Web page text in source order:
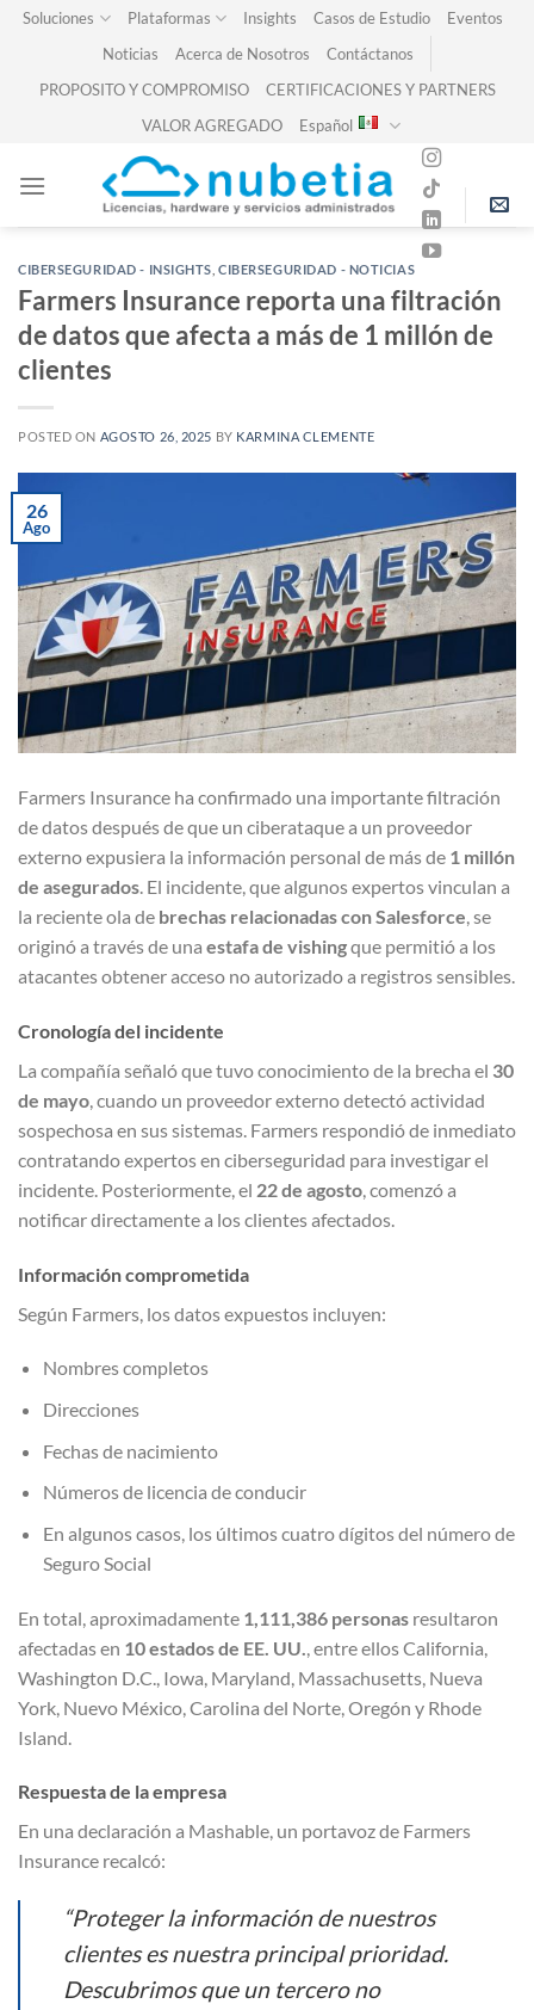
SkipSoluciones Plataformas Insights Casos de Estudio
Eventos
Noticias
Acerca de Nosotros
Contáctanos
PROPOSITO Y COMPROMISO
CERTIFICACIONES Y PARTNERS
VALOR AGREGADO
Español
CIBERSEGURIDAD - INSIGHTS ,CIBERSEGURIDAD - NOTICIAS
Farmers Insurance reporta una filtración
de datos que afecta a más de 1 millón de
clientes
POSTED ON AGOSTO 26, 2025 BY KARMINA CLEMENTE
26
Ago
Farmers Insurance ha confirmado una importante filtración
de datos después de que un ciberataque a un proveedor
externo expusiera la información personal de más de 1 millón
de asegurados. El incidente, que algunos expertos vinculan a
la reciente ola de brechas relacionadas con Salesforce, se
originó a través de una estafa de vishingque permitió a los
atacantes obtener acceso no autorizado a registros sensibles.
Cronología del incidente
La compañía señaló que tuvo conocimiento de la brecha el 30
de mayo, cuando un proveedor externo detectó actividad
sospechosa en sus sistemas. Farmers respondió de inmediato
contratando expertos en ciberseguridad para investigar el
incidente. Posteriormente, el 22 de agosto, comenzó a
notificar directamente a los clientes afectados.
Información comprometida
Según Farmers, los datos expuestos incluyen:
Nombres completos
Direcciones
Fechas de nacimiento
Números de licencia de conducir
En algunos casos, los últimos cuatro dígitos del número de
Seguro Social
En total, aproximadamente 1,111,386 personas resultaron
afectadas en 10 estados de EE. UU. , entre ellos California,
Washington D.C., Iowa, Maryland, Massachusetts, Nueva
York, Nuevo México, Carolina del Norte, Oregón y Rhode
Island.
Respuesta de la empresa
En una declaración a Mashable, un portavoz de Farmers
Insurance recalcó:
“Proteger la información de nuestros
clientes es nuestra principal prioridad.
Descubrimos que un tercero no